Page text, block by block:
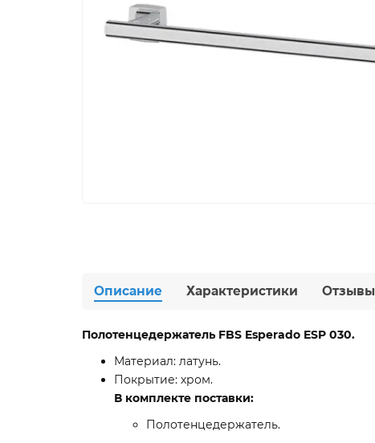
Описание Характеристики Отзывы
Полотенцедержатель FBS Esperado ESP 030.
Материал: латунь.
Покрытие: хром.
В комплекте поставки:
Полотенцедержатель.